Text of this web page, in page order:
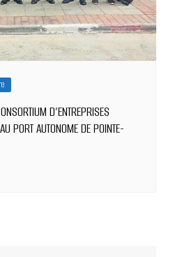
D’ENTREPRISES
PORT AUTONOME DE POINTE-